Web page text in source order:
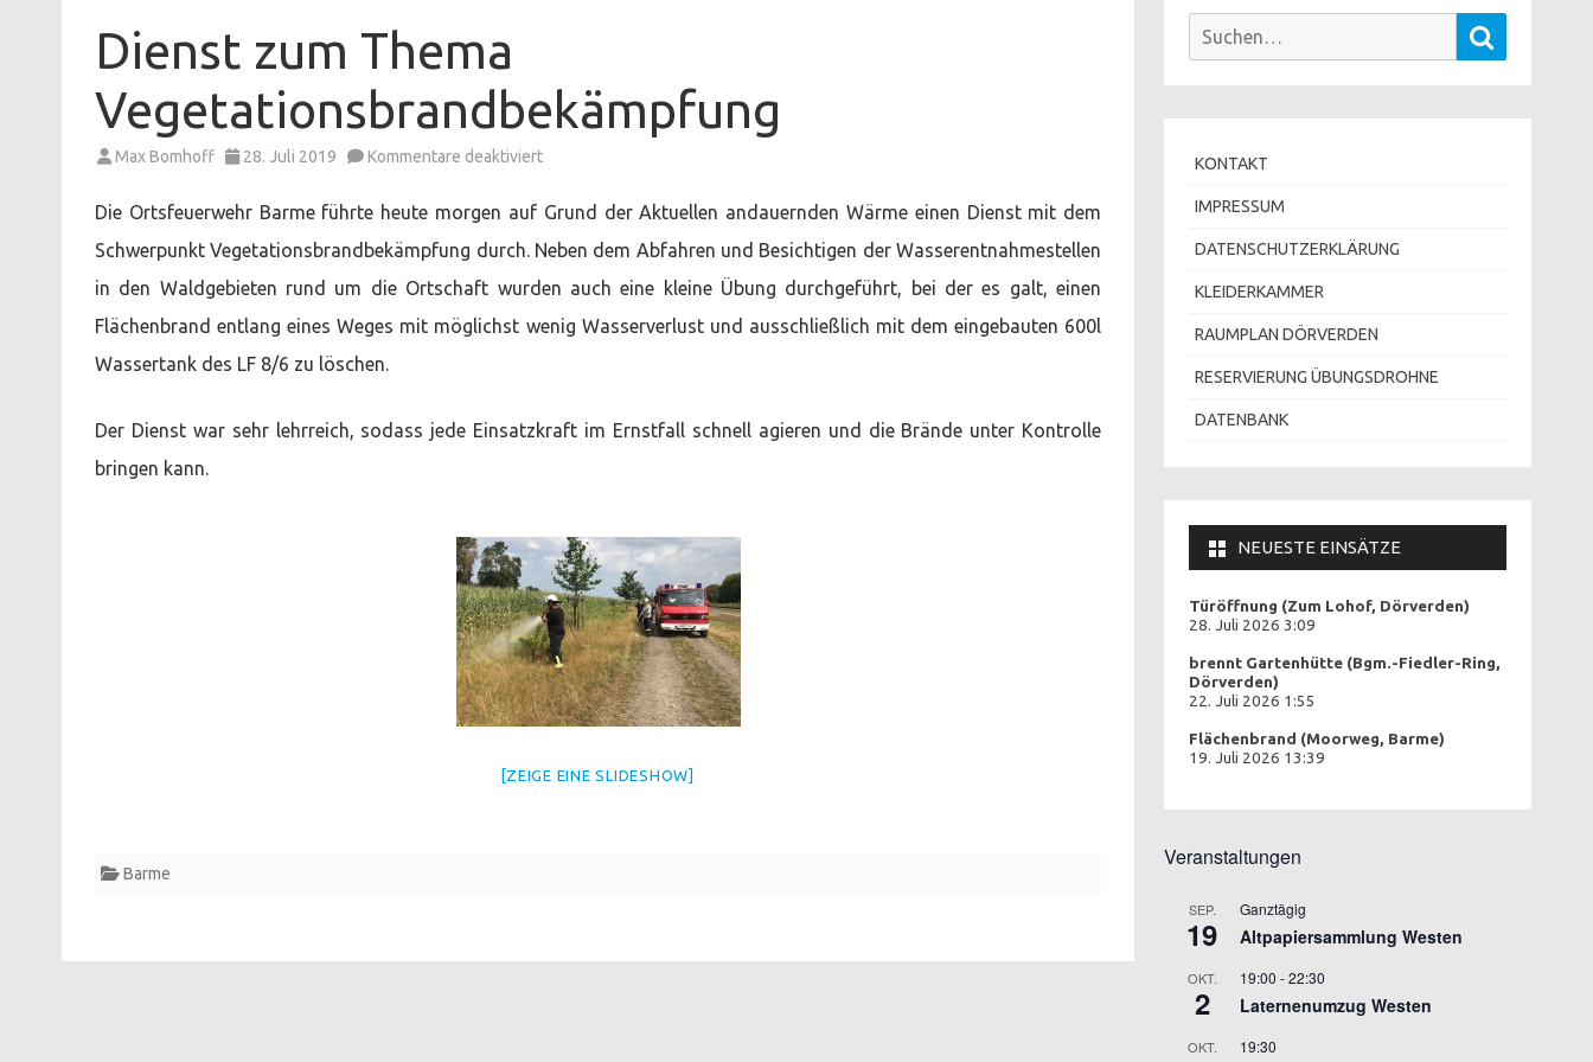
Dienst zum Thema
Vegetationsbrandbekämpfung
Max Bomhoff 28. Juli 2019 Kommentare deaktiviertfür
Thema
Vegetationsbrandbekämpfung
Die Ortsfeuerwehr Barme führte heute morgen auf Grund der Aktuellen andauernden Wärme einen Dienst mit dem
Schwerpunkt Vegetationsbrandbekämpfung durch. Neben dem Abfahren und Besichtigen der Wasserentnahmestellen
in den Waldgebieten rund um die Ortschaft wurden auch eine kleine Übung durchgeführt, bei der es galt, einen
Flächenbrand entlang eines Weges mit möglichst wenig Wasserverlust und ausschließlich mit dem eingebauten 600l
Wassertank des LF 8/6 zu löschen.
Der Dienst war sehr lehrreich, sodass jede Einsatzkraft im Ernstfall schnell agieren und die Brände unter Kontrolle
bringen kann.
[ZEIGE EINE SLIDESHOW]
Barme
Suchen
KONTAKT
IMPRESSUM
DATENSCHUTZERKLÄRUNG
KLEIDERKAMMER
RAUMPLAN DÖRVERDEN
RESERVIERUNG ÜBUNGSDROHNE
DATENBANK
NEUESTE EINSÄTZE
Türöffnung (Zum Lohof, Dörverden)
28. Juli 2026 3:09
brennt Gartenhütte (Bgm.-Fiedler-Ring,
Dörverden)
22. Juli 2026 1:55
Flächenbrand (Moorweg, Barme)
19. Juli 2026 13:39
Veranstaltungen
SEP.
19
Ganztägig
Altpapiersammlung Westen
OKT.
2
19:00 -22:30
Laternenumzug Westen
OKT. 19:30